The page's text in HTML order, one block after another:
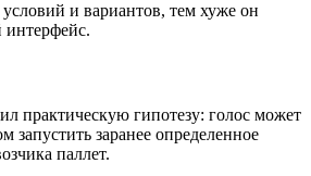
и вариантов, тем хуже он
интерфейс.
практическую гипотезу: голос может
запустить заранее определенное
паллет.